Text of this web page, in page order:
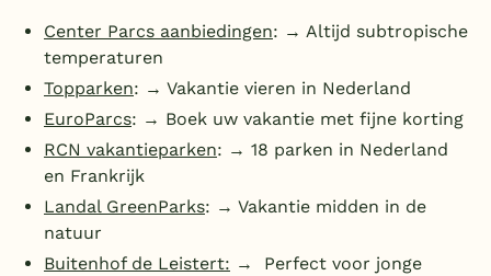
Center Parcs aanbiedingen: → Altijd subtropische
temperaturen
Topparken: → Vakantie vieren in Nederland
EuroParcs: → Boek uw vakantie met fijne korting
RCN vakantieparken: → 18 parken in Nederland
en Frankrijk
Landal GreenParks: → Vakantie midden in de
natuur
Buitenhof de Leistert: → Perfect voor jonge